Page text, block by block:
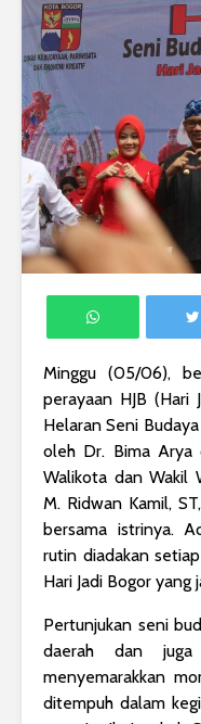
Minggu (05/06),
perayaan HJB (Hari
Helaran Seni
oleh Dr. Bima Arya
Walikota dan Wakil
M. Ridwan Kamil,
bersama istrinya.
rutin diadakan
Hari Jadi Bogor yang
Pertunjukan seni
daerah dan
menyemarakkan
ditempuh dalam